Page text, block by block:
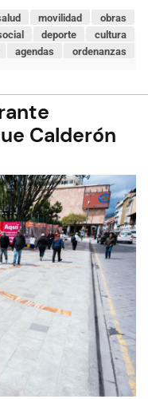
obras
movilidad
cultura
deporte
ordenanzas
agendas
Calderón